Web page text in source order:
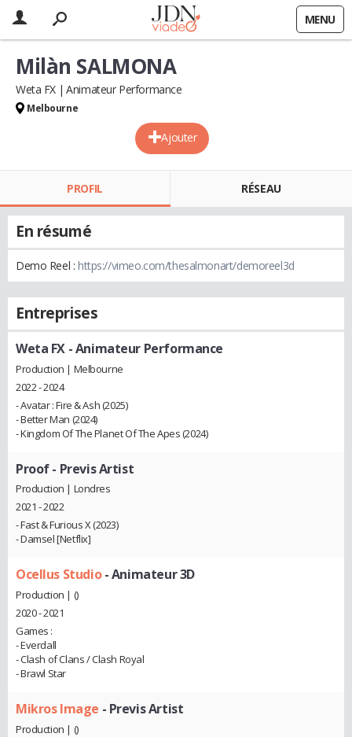
MENU
Ajouter
Milàn SALMONA
Weta FX Animateur Performance
Melbourne
PROFIL RÉSEAU
En résumé
Demo Reel : https://vimeo.com/thesalmonart/demoreel3d
Entreprises
Weta FX - Animateur Performance
Production | Melbourne
2022 - 2024
- Avatar : Fire & Ash (2025)
- Better Man (2024)
- Kingdom Of The Planet Of The Apes (2024)
Proof- Previs Artist
Production | Londres
2021 - 2022
- Fast & Furious X (2023)
- Damsel [Netflix]
Ocellus Studio- Animateur 3D
Production | ()
2020 - 2021
Games :
- Everdall
- Clash of Clans / Clash Royal
- Brawl Star
Mikros Image - Previs Artist
Production | ()